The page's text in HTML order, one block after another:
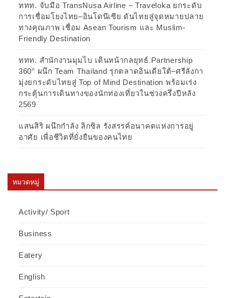
ททท. จับมือ TransNusa Airline – Traveloka ยกระดับ
การเชื่อมโยงไทย–อินโดนีเซีย ดันไทยสู่จุดหมายปลาย
ทางคุณภาพ เชื่อม Asean Tourism และ Muslim-
Friendly Destination
ททท. สำนักงานมุมไบ เดินหน้ากลยุทธ์ Partnership
360° ผนึก Team Thailand รุกตลาดอินเดียใต้–ศรีลังกา
มุ่งยกระดับไทยสู่ Top of Mind Destination พร้อมเร่ง
กระตุ้นการเดินทางของนักท่องเที่ยวในช่วงครึ่งปีหลัง
2569
แสนสิริ ผนึกกำลัง ลิกซิล รังสรรค์อนาคตแห่งการอยู่
อาศัย เพื่อชีวิตที่ยั่งยืนของคนไทย
หมวดหมู่
Activity/ Sport
Business
Eatery
English